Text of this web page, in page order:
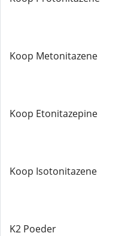
Koop Metonitazene
Koop Etonitazepine
Koop Isotonitazene
K2 Poeder